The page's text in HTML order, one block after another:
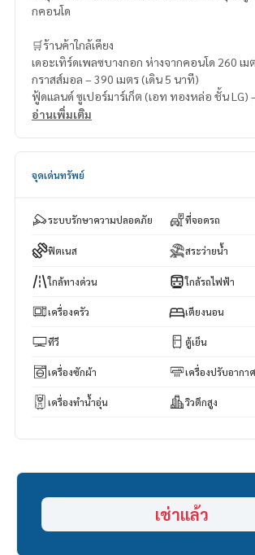
กคอนโด
🛒ร้านค้าใกล้เคียง
เดอะเทิร์ดเพลซบางกอก ห่างจากคอนโด 260 เม
กราสส์มอล – 390 เมตร (เดิน 5 นาที)
ฟู้ดแลนด์ ซูเปอร์มาร์เก็ต (เอท ทองหล่อ ชั้น LG)
6 นาที)
อ่านเพิ่มเติม
จุดเด่นทรัพย์
ระบบรักษาความปลอดภัย ที่จอดรถ
ฟิตเนส สระว่ายน้ำ
ใกล้ทางด่วน ใกล้รถไฟฟ้า
เครื่องครัว เตียงนอน
ทีวี ตู้เย็น
เครื่องซักผ้า เครื่องปรับอากาศ
เครื่องทำน้ำอุ่น วิวตึกสูง
เช่าแล้ว